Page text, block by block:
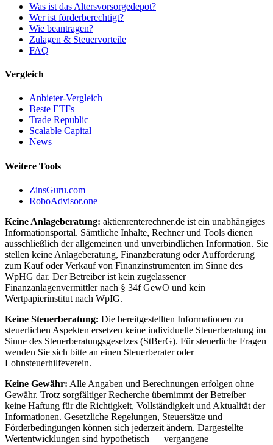
Was ist das Altersvorsorgedepot?
Wer ist förderberechtigt?
Wie beantragen?
Zulagen & Steuervorteile
FAQ
Vergleich
Anbieter-Vergleich
Beste ETFs
Trade Republic
Scalable Capital
News
Weitere Tools
ZinsGuru.com
RoboAdvisor.one
Keine Anlageberatung: aktienrenterechner.de ist ein unabhängiges
Informationsportal. Sämtliche Inhalte, Rechner und Tools dienen
ausschließlich der allgemeinen und unverbindlichen Information. Sie
stellen keine Anlageberatung, Finanzberatung oder Aufforderung
zum Kauf oder Verkauf von Finanzinstrumenten im Sinne des
WpHG dar. Der Betreiber ist kein zugelassener
Finanzanlagenvermittler nach § 34f GewO und kein
Wertpapierinstitut nach WpIG.
Keine Steuerberatung: Die bereitgestellten Informationen zu
steuerlichen Aspekten ersetzen keine individuelle Steuerberatung im
Sinne des Steuerberatungsgesetzes (StBerG). Für steuerliche Fragen
wenden Sie sich bitte an einen Steuerberater oder
Lohnsteuerhilfeverein.
Keine Gewähr: Alle Angaben und Berechnungen erfolgen ohne
Gewähr. Trotz sorgfältiger Recherche übernimmt der Betreiber
keine Haftung für die Richtigkeit, Vollständigkeit und Aktualität der
Informationen. Gesetzliche Regelungen, Steuersätze und
Förderbedingungen können sich jederzeit ändern. Dargestellte
Wertentwicklungen sind hypothetisch — vergangene